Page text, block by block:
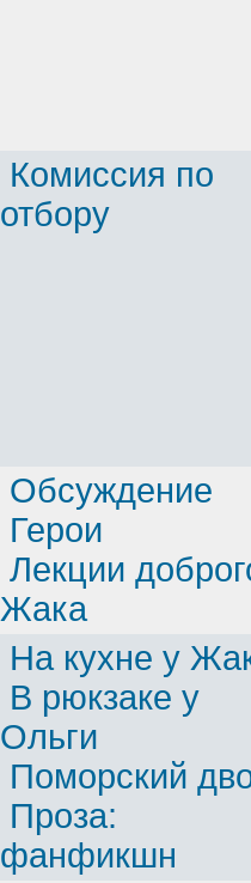
Комиссия по
отбору
Обсуждение
Герои
Лекции
Жака
На кухне у
В рюкзаке у
Ольги
Поморский
Проза:
фанфикшн